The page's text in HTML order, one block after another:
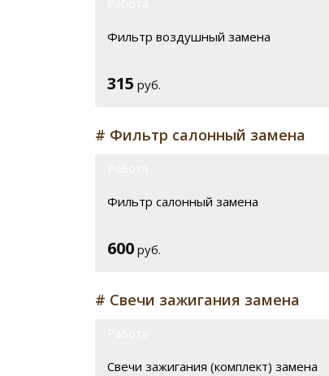
Фильтр воздушный замена
315 руб.
# Фильтр салонный замена
Фильтр салонный замена
600 руб.
# Свечи зажигания замена
Свечи зажигания (комплект) замена